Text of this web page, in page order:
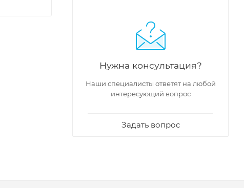
Нужна консультация?
Наши специалисты ответят на любой
интересующий вопрос
Задать вопрос